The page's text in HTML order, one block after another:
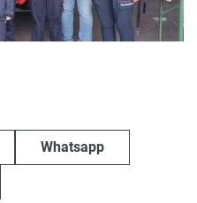
Whatsapp